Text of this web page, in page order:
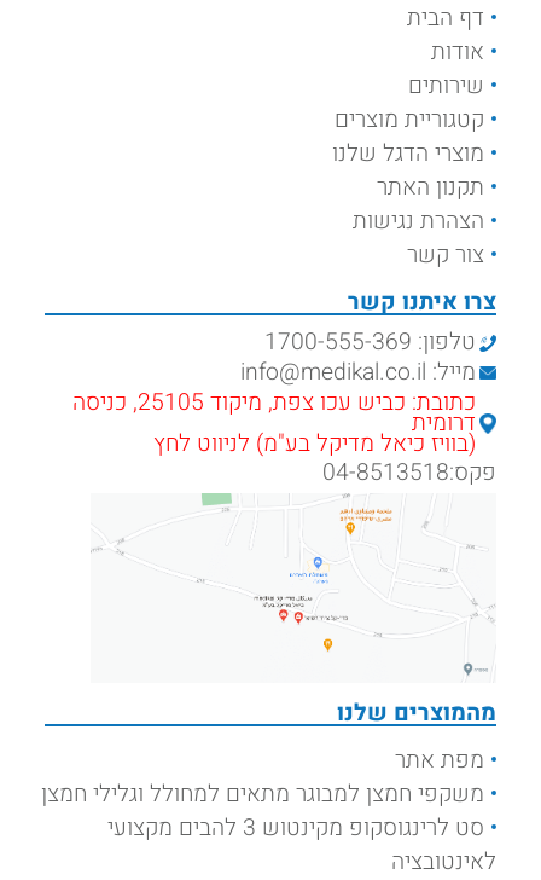
דף הבית
אודות
שירותים
קטגוריית מוצרים
מוצרי הדגל שלנו
תקנון האתר
הצהרת נגישות
צור קשר
מהמוצרים שלנו
מפת אתר
משקפי חמצן למבוגר מתאים למחולל וגלילי חמצן
סט לרינגוסקופ מקינטוש 3 להבים מקצועי
לאינטובציה
צרו איתנו קשר
טלפון: 1700-555-369
מייל: info@medikal.co.il
כתובת: כביש עכו צפת, מיקוד 25105, כניסה
דרומית
(בוויז כיאל מדיקל בע"מ) לניווט לחץ
פקס:04-8513518